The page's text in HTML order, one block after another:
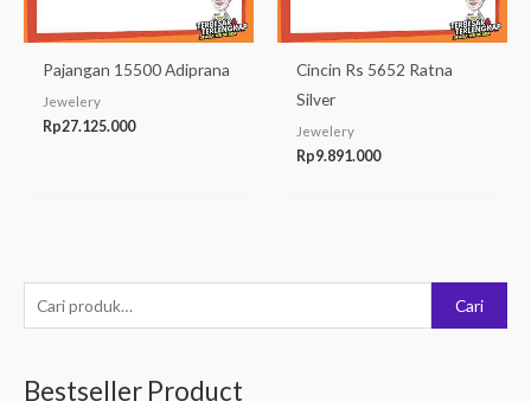
e
c
Cari
Bestseller Product
Pajangan 15500 Adiprana
Jewelery
Rp27.125.000
Cincin Rs 5652 Ratna
Silver
Jewelery
Rp9.891.000